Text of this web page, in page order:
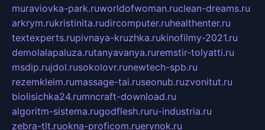
muraviovka-park.ruworldofwoman.ruclean-dreams.ru
arkrym.rukristinita.rudircomputer.ruhealthenter.ru
textexperts.rupivnaya-kruzhka.rukinofilmy-2021.ru
demolalapaluza.rutanyavanya.ruremstir-tolyatti.ru
msdip.rujdol.rusokolovr.runewtech-spb.ru
rezemkleim.rumassage-tai.ruseonub.ruzvonitut.ru
biolisichka24.rumncraft-download.ru
algoritm-sistema.rugodflesh.ruru-industria.ru
zebra-tlt.ruokna-proficom.ruerynok.ru